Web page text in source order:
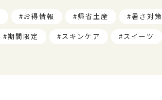
お得情報 帰省土産 暑さ対策
期間限定 スキンケア スイーツ